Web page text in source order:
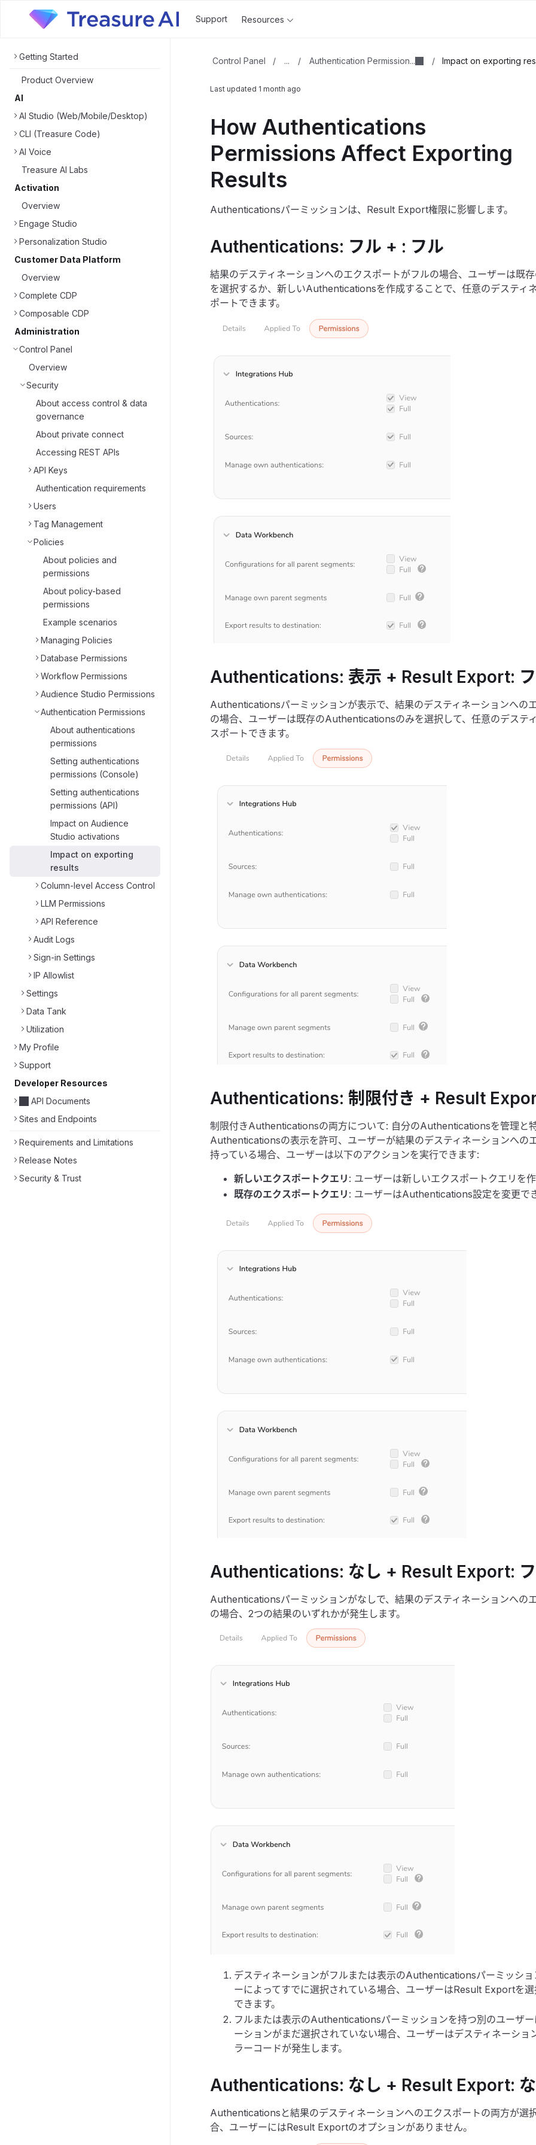
Support Resources
Getting Started
Product Overview
AI
AI Studio (Web/Mobile/Desktop)
CLI (Treasure Code)
AI Voice
Treasure AI Labs
Activation
Overview
Engage Studio
Personalization Studio
Customer Data Platform
Overview
Complete CDP
Composable CDP
Administration
Control Panel
Overview
Security
About access control & data
governance
About private connect
Accessing REST APIs
API Keys
Authentication requirements
Users
Tag Management
Policies
About policies and
permissions
About policy-based
permissions
Example scenarios
Managing Policies
Database Permissions
Workflow Permissions
Audience Studio Permissions
Authentication Permissions
About authentications
permissions
Setting authentications
permissions (Console)
Setting authentications
permissions (API)
Impact on Audience
Studio activations
Impact on exporting
results
Column-level Access Control
LLM Permissions
API Reference
Audit Logs
Sign-in Settings
IP Allowlist
Settings
Data Tank
Utilization
My Profile
Support
Developer Resources
API Documents
Sites and Endpoints
Requirements and Limitations
Release Notes
Security & Trust
Control Panel / ... / Authentication Permission... / Impact on exporting
Last updated 1 month ago
How Authentications
Permissions Affect Exporting
Results
Authenticationsパーミッションは、Result Export権限に影響します。
Authentications: フル + : フル
結果のデスティネーションへのエクスポートがフルの場合、ユーザーは既
を選択するか、新しいAuthenticationsを作成することで、任意のデスティ
ポートできます。
Authentications: 表示 + Result Export:
Authenticationsパーミッションが表示で、結果のデスティネーションへの
の場合、ユーザーは既存のAuthenticationsのみを選択して、任意のデステ
スポートできます。
Authentications: 制限付き + Result
制限付きAuthenticationsの両方について: 自分のAuthenticationsを管理と
Authenticationsの表示を許可、ユーザーが結果のデスティネーションへの
持っている場合、ユーザーは以下のアクションを実行できます:
新しいエクスポートクエリ : ユーザーは新しいエクスポートクエリを作
既存のエクスポートクエリ : ユーザーはAuthentications設定を変更で
Authentications: なし + Result Export:
Authenticationsパーミッションがなしで、結果のデスティネーションへの
の場合、2つの結果のいずれかが発生します。
デスティネーションがフルまたは表示のAuthenticationsパーミッシ
ーによってすでに選択されている場合、ユーザーはResult Exportを
できます。
フルまたは表示のAuthenticationsパーミッションを持つ別のユーザー
ーションがまだ選択されていない場合、ユーザーはデスティネーショ
ラーコードが発生します。
Authentications: なし + Result Export:
Authenticationsと結果のデスティネーションへのエクスポートの両方が選
合、ユーザーにはResult Exportのオプションがありません。